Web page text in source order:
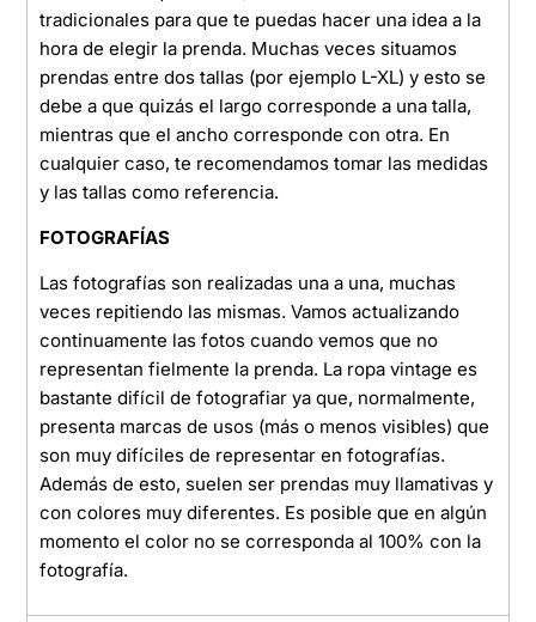
tradicionales para que te puedas hacer una idea a la
hora de elegir la prenda. Muchas veces situamos
prendas entre dos tallas (por ejemplo L-XL) y esto se
debe a que quizás el largo corresponde a una talla,
mientras que el ancho corresponde con otra. En
cualquier caso, te recomendamos tomar las medidas
y las tallas como referencia.
FOTOGRAFÍAS
Las fotografías son realizadas una a una, muchas
veces repitiendo las mismas. Vamos actualizando
continuamente las fotos cuando vemos que no
representan fielmente la prenda. La ropa vintage es
bastante difícil de fotografiar ya que, normalmente,
presenta marcas de usos (más o menos visibles) que
son muy difíciles de representar en fotografías.
Además de esto, suelen ser prendas muy llamativas y
con colores muy diferentes. Es posible que en algún
momento el color no se corresponda al 100% con la
fotografía.